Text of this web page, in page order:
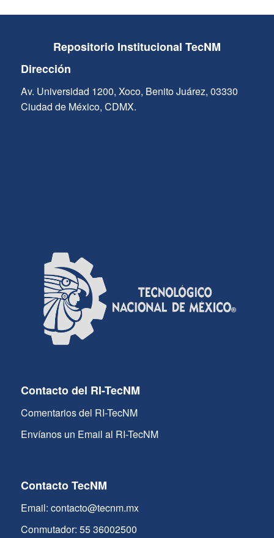
Repositorio Institucional TecNM
Dirección
Av. Universidad 1200, Xoco, Benito Juárez, 03330
Ciudad de México, CDMX.
Contacto del RI-TecNM
Comentarios del RI-TecNM
Envíanos un Email al RI-TecNM
Contacto TecNM
Email: contacto@tecnm.mx
Conmutador: 55 36002500